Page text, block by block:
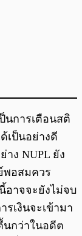
นการเตือนสติ
เป็นอย่างดี
ง NUPL ยัง
พอสมควร
อาจจะยังไม่จบ
เงินจะเข้ามา
นกว่าในอดีต